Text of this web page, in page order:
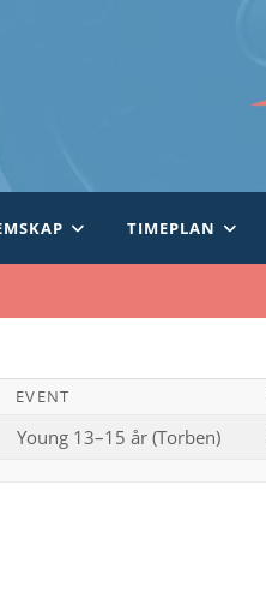
TIMEPLAN
EVENT
Young 13–15 år (Torben)